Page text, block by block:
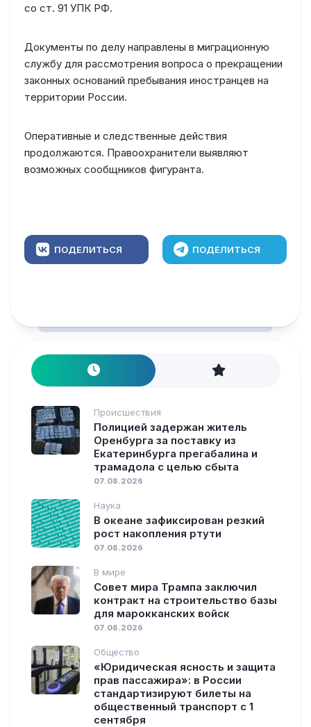
со ст. 91 УПК РФ.
Документы по делу направлены в миграционную
службу для рассмотрения вопроса о прекращении
законных оснований пребывания иностранцев на
территории России.
Оперативные и следственные действия
продолжаются. Правоохранители выявляют
возможных сообщников фигуранта.
ПОДЕЛИТЬСЯ ПОДЕЛИТЬСЯ
Происшествия
Полицией задержан житель
Оренбурга за поставку из
Екатеринбурга прегабалина и
трамадола с целью сбыта
07.08.2026
Наука
В океане зафиксирован резкий
рост накопления ртути
07.08.2026
В мире
Совет мира Трампа заключил
контракт на строительство базы
для марокканских войск
07.08.2026
Общество
«Юридическая ясность и защита
прав пассажира»: в России
стандартизируют билеты на
общественный транспорт с 1
сентября